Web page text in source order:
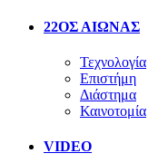
22ΟΣ ΑΙΩΝΑΣ
Τεχνολογία
Επιστήμη
Διάστημα
Καινοτομία
VIDEO